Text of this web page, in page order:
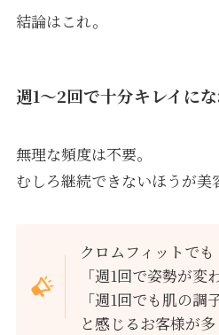
結論はこれ。
週1〜2回で十分キレイに
無理な頻度は不要。
むしろ継続できないほうが美
クロムフィットでも
「週1回で姿勢が変
「週1回でも肌の調
と感じるお客様が